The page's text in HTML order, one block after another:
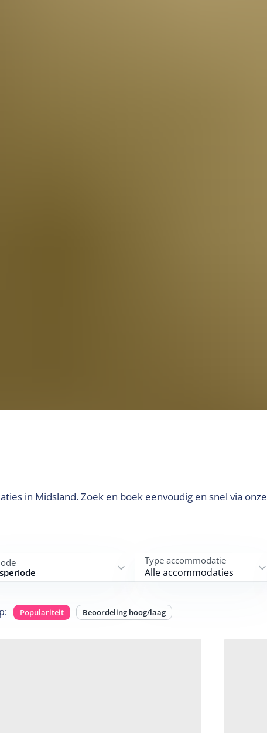
in Midsland. Zoek en boek eenvoudig en snel via onze
Type accommodatie
Alle accommodaties
: Populariteit Beoordeling hoog/laag